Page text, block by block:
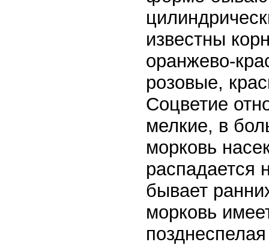
известны
оранжево-
розовые,
Соцветие
мелкие, в
морковь
распадается
бывает
морковь